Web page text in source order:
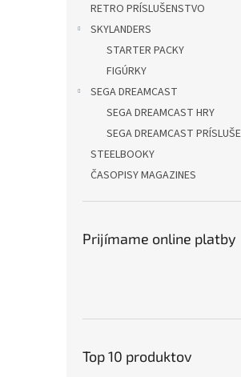
RETRO PRÍSLUŠENSTVO
SKYLANDERS
STARTER PACKY
FIGÚRKY
SEGA DREAMCAST
SEGA DREAMCAST HRY
SEGA DREAMCAST
STEELBOOKY
ČASOPISY MAGAZINES
Prijímame online platby
Top 10 produktov